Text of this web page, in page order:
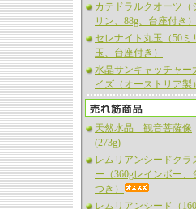
カテドラルクオーツ（
リン、88g、台座付き）
セレナイト丸玉（50ミ
玉、台座付き）
水晶サンキャッチャー
イズ（オーストリア製）
天然水晶 観音菩薩像
(273g)
レムリアンシードクラ
ー（360gレインボー、
つき）
レムリアンシード（